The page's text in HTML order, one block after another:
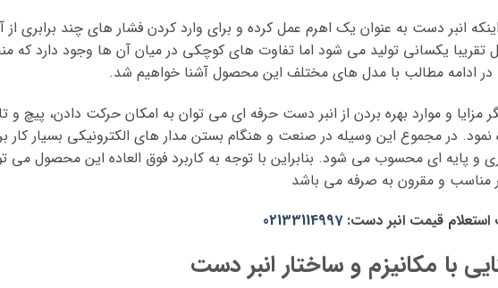
انبر دست به عنوان یک اهرم عمل کرده و برای وارد کردن فشار های چند برابری از
تقریبا یکسانی تولید می شود اما تفاوت های کوچکی در میان آن ها وجود دارد که
ادامه مطالب با مدل های مختلف این محصول آشنا خواهیم شد.
مزایا و موارد بهره بردن از انبر دست حرفه ای می توان به امکان حرکت دادن، پیچ
نمود. در مجموع این وسیله در صنعت و هنگام بستن مدار های الکترونیکی بسیار کار
و پایه ای محسوب می شود. بنابراین با توجه به کاربرد فوق العاده این محصول
مناسب و مقرون به صرفه می باشد
قیمت انبر دست:02133114997
با مکانیزم و ساختار انبر دست